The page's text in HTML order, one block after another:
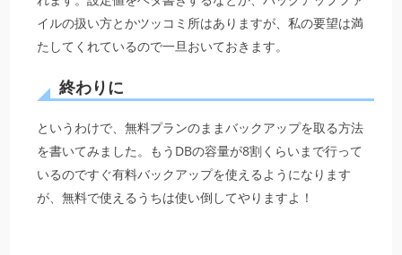
イルの扱い方とかツッコミ所はありますが、私の要望は満
たしてくれているので一旦おいておきます。
終わりに
というわけで、無料プランのままバックアップを取る方法
を書いてみました。もうDBの容量が8割くらいまで行って
いるのですぐ有料バックアップを使えるようになります
が、無料で使えるうちは使い倒してやりますよ！